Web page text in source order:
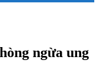
ngừa ung